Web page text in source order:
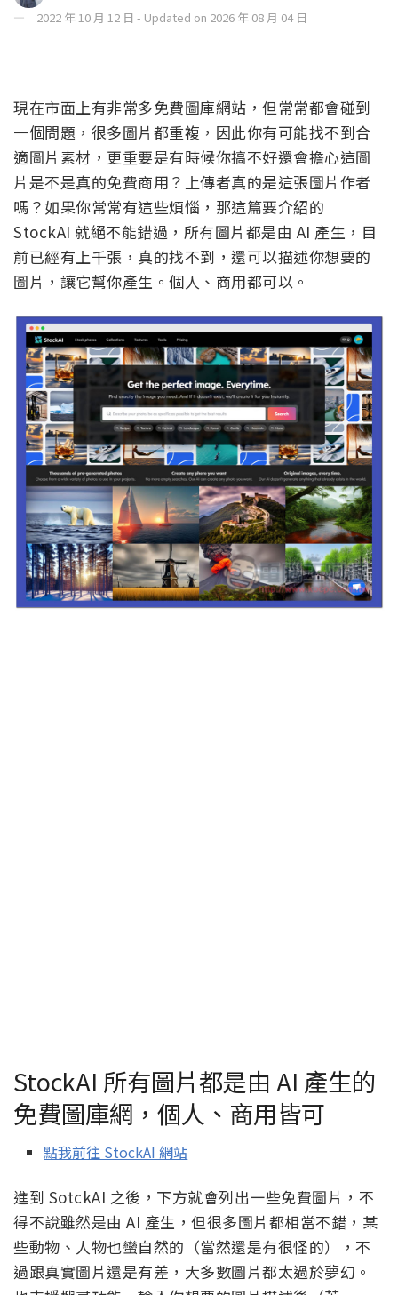
2022 年 10 月 12 日 - Updated on 2026 年 08 月 04 日
現在市面上有非常多免費圖庫網站，但常常都會碰到
一個問題，很多圖片都重複，因此你有可能找不到合
適圖片素材，更重要是有時候你搞不好還會擔心這圖
片是不是真的免費商用？上傳者真的是這張圖片作者
嗎？如果你常常有這些煩惱，那這篇要介紹的
StockAI 就絕不能錯過，所有圖片都是由 AI 產生，目
前已經有上千張，真的找不到，還可以描述你想要的
圖片，讓它幫你產生。個人、商用都可以。
StockAI 所有圖片都是由 AI 產生的
免費圖庫網，個人、商用皆可
點我前往 StockAI 網站
進到 SotckAI 之後，下方就會列出一些免費圖片，不
得不說雖然是由 AI 產生，但很多圖片都相當不錯，某
些動物、人物也蠻自然的（當然還是有很怪的），不
過跟真實圖片還是有差，大多數圖片都太過於夢幻。